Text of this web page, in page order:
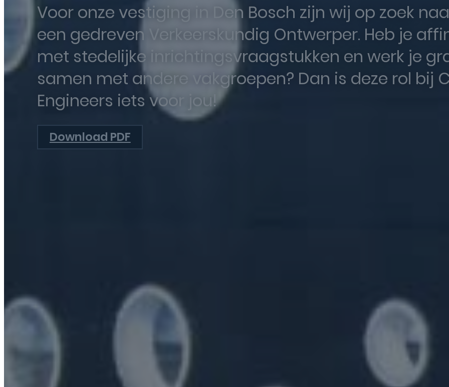
Voor onze vestiging in Den Bosch zijn wij op zoek
een gedreven Verkeerskundig Ontwerper. Heb je
met stedelijke inrichtingsvraagstukken en werk je
samen met andere vakgroepen? Dan is deze rol bij
Engineers iets voor jou!
Download PDF